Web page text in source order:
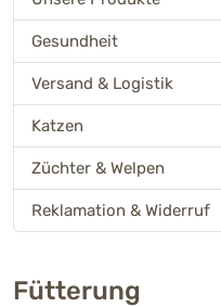
Gesundheit
Versand & Logistik
Katzen
Züchter & Welpen
Reklamation & Widerruf
Fütterung